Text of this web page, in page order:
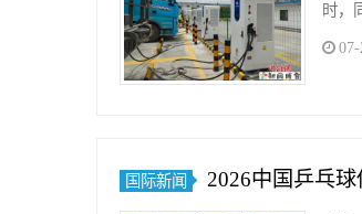
时，
国际新闻 2026中国乒乓